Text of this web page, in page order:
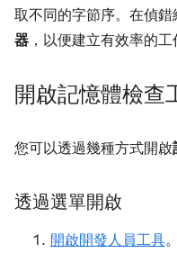
取不同的字節序。在偵
器 ，以便建立有效率的工
開啟記憶體檢查
您可以透過幾種方式開啟
透過選單開啟
開啟開發人員工具。